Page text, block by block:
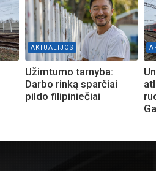
AKTUALIJOS
Užimtumo tarnyba:
Darbo rinką sparčiai
pildo filipiniečiai